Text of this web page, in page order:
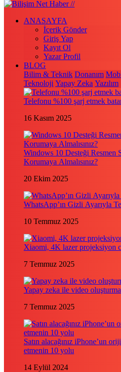
ANASAYFA
İçerik Gönder
Giriş Yap
Kayıt Ol
Yazar Profil
BLOG
Bilim & Teknik Donanım
Teknoloji Yapay Zeka Yazılım
Telefonu %100 şarj etmek
16 Kasım 2025
Windows 10 Desteği Resmen
Korumaya Almalısınız?
20 Ekim 2025
WhatsApp’ın Gizli Ayarıyla
10 Temmuz 2025
Xiaomi, 4K lazer projeksiyon
7 Temmuz 2025
Yapay zeka ile video oluşturma
7 Temmuz 2025
Satın alacağınız iPhone’un
etmenin 10 yolu
14 Eylül 2024